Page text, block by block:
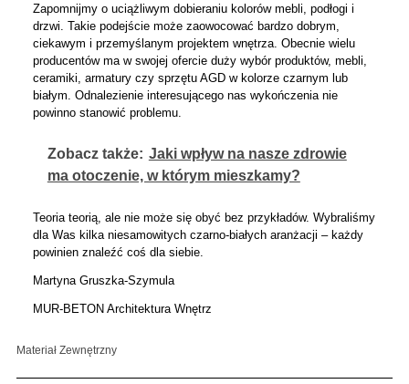
Zapomnijmy o uciążliwym dobieraniu kolorów mebli, podłogi i
drzwi. Takie podejście może zaowocować bardzo dobrym,
ciekawym i przemyślanym projektem wnętrza. Obecnie wielu
producentów ma w swojej ofercie duży wybór produktów, mebli,
ceramiki, armatury czy sprzętu AGD w kolorze czarnym lub
białym. Odnalezienie interesującego nas wykończenia nie
powinno stanowić problemu.
Zobacz także: Jaki wpływ na nasze zdrowie
ma otoczenie, w którym mieszkamy?
Teoria teorią, ale nie może się obyć bez przykładów. Wybraliśmy
dla Was kilka niesamowitych czarno-białych aranżacji – każdy
powinien znaleźć coś dla siebie.
Martyna Gruszka-Szymula
MUR-BETON Architektura Wnętrz
Materiał Zewnętrzny